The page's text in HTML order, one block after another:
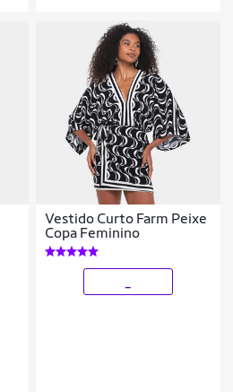
Vestido Curto Farm Peixe
Copa Feminino